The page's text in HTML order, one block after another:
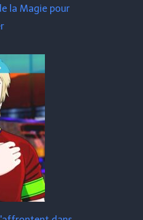
la Magie pour